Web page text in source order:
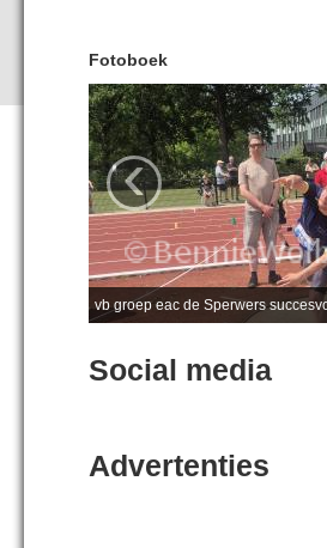
Fotoboek
vb groep eac de Sperwers
‹
Social media
Advertenties